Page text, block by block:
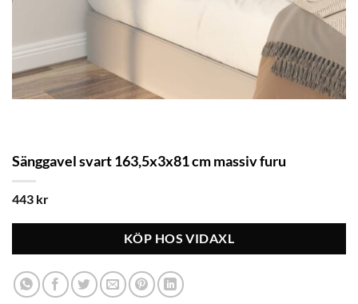
Sänggavel svart 163,5x3x81 cm massiv furu
443 kr
KÖP HOS VIDAXL